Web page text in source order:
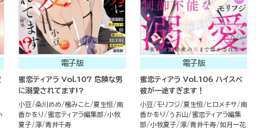
電子版
蜜恋ティアラ Vol.107 危険な男
に溺愛されてます!?
小豆 粂川めめ 櫁みこと 夏生恒
南
香かをり
蜜恋ティアラ編集部
小牧
夏子 濘 青井千寿
電子版
蜜恋ティアラ Vol.106 ハイスペ
彼が一途すぎます！
小豆 モリフジ 夏生恒 ヒロメチサ
南
香かをり
うお山
蜜恋ティアラ編集
部
小牧夏子 濘 青井千寿 如月一花